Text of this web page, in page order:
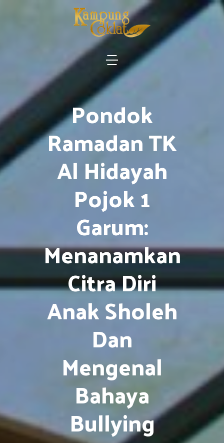
Pondok
Ramadan TK
Al Hidayah
Pojok 1
Garum:
Menanamkan
Citra Diri
Anak Sholeh
Dan
Mengenal
Bahaya
Bullying